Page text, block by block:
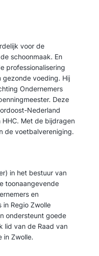
voor de
schoonmaak. En
professionalisering
gezonde voeding. Hij
Ondernemers
Deze
Nederland
Met de bijdragen
de voetbalvereniging.
in het bestuur van
toonaangevende
en
in Regio Zwolle
ondersteunt goede
lid van de Raad van
in Zwolle.